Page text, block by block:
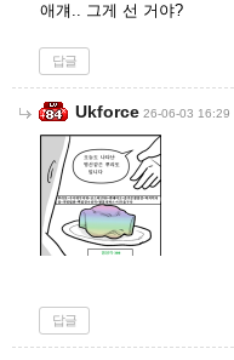
애걔.. 그게 선 거야?
답글
Ukforce 26-06-03 16:29
답글